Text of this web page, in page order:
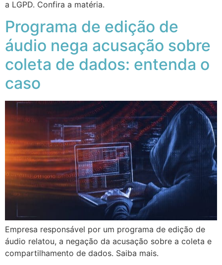
a LGPD. Confira a matéria.
Programa de edição de
áudio nega acusação sobre
coleta de dados: entenda o
caso
Empresa responsável por um programa de edição de
áudio relatou, a negação da acusação sobre a coleta e
compartilhamento de dados. Saiba mais.